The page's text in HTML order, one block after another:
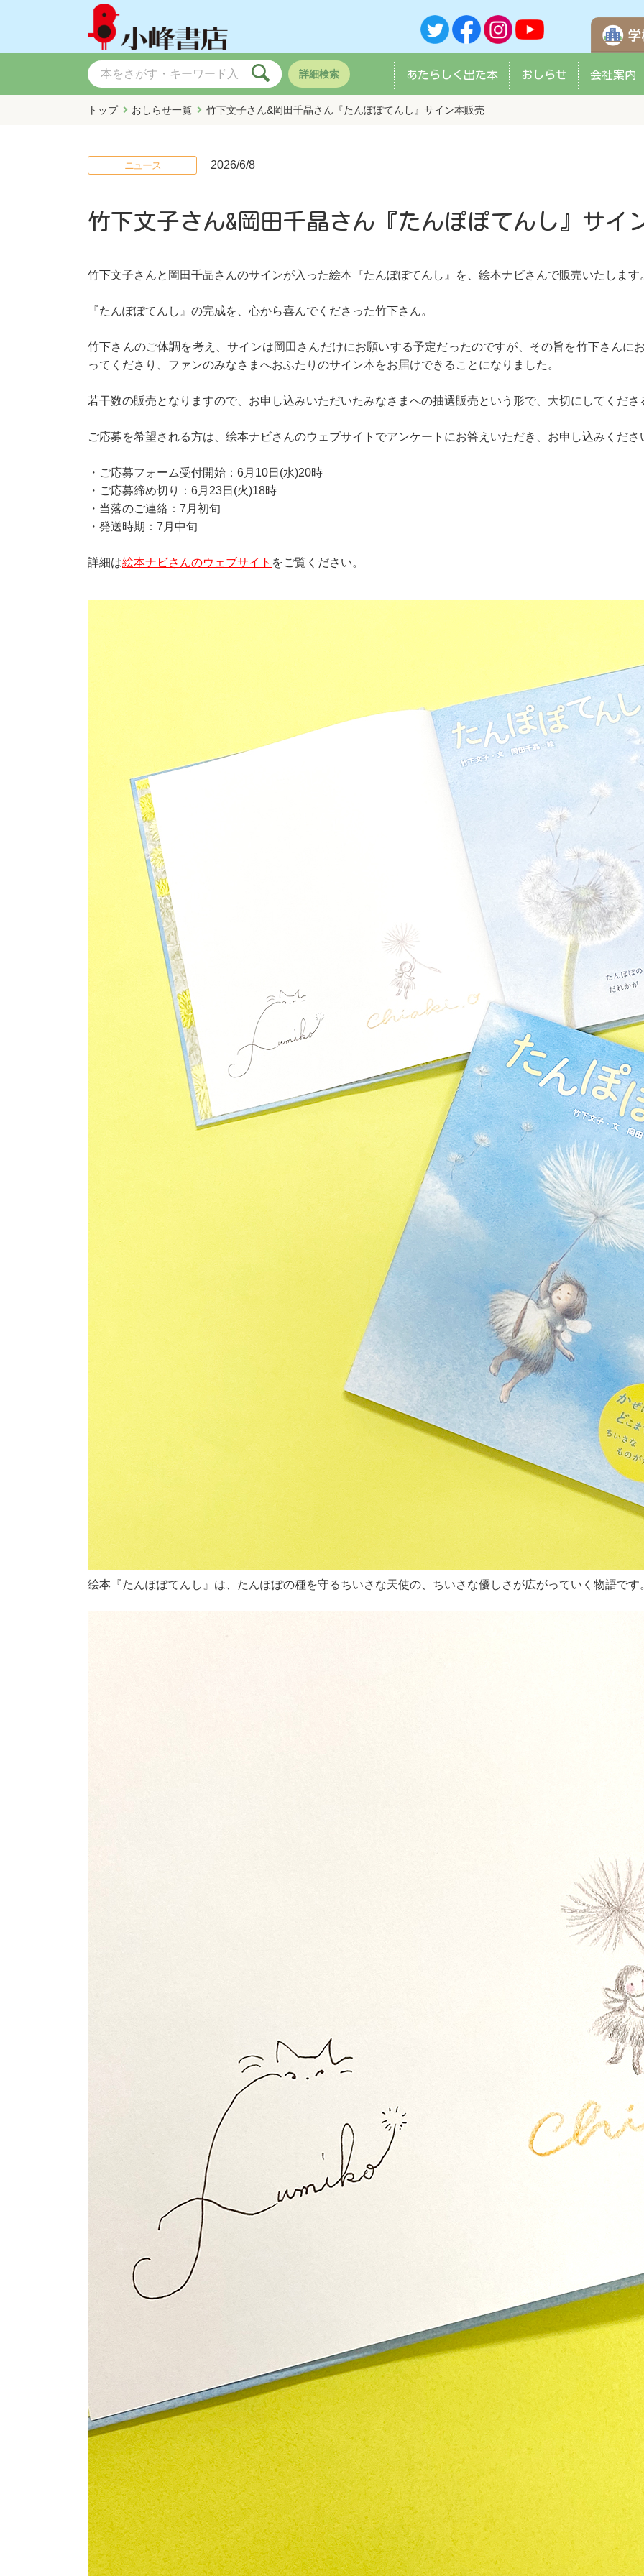
詳細検索 あたらしく 出た本 おしらせ 会社案内
トップ おしらせ一覧 竹下文子さん&岡田千晶さん『たんぽぽてんし』サイン本販売
ニュース 2026/6/8
竹下文子さん&岡田千晶さん『たんぽぽてんし』サイ
竹下文子さんと岡田千晶さんのサインが入った絵本『たんぽぽてんし』を、絵本ナビさんで販売いたします
『たんぽぽてんし』の完成を、心から喜んでくださった竹下さん。
竹下さんのご体調を考え、サインは岡田さんだけにお願いする予定だったのですが、その旨を竹下さんに
ってくださり、ファンのみなさまへおふたりのサイン本をお届けできることになりました。
若干数の販売となりますので、お申し込みいただいたみなさまへの抽選販売という形で、大切にしてくだ
ご応募を希望される方は、絵本ナビさんのウェブサイトでアンケートにお答えいただき、お申し込みくださ
・ご応募フォーム受付開始：6月10日(水)20時
・ご応募締め切り：6月23日(火)18時
・当落のご連絡：7月初旬
・発送時期：7月中旬
詳細は絵本ナビさんのウェブサイト をご覧ください。
絵本『たんぽぽてんし』は、たんぽぽの種を守るちいさな天使の、ちいさな優しさが広がっていく物語です